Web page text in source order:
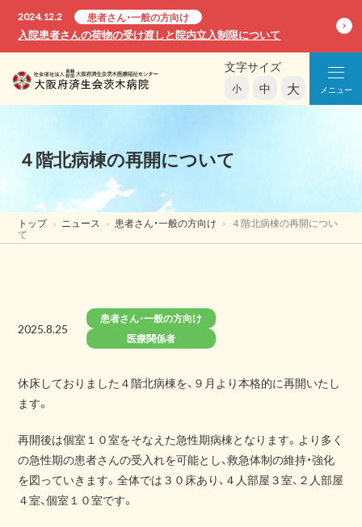
2024.12.2 患者さん・一般の方向け
入院患者さんの荷物の受け渡しと院内立入制限について
文字サイズ
小 中 大 メニュー
４階北病棟の再開について
トップ ニュース 患者さん・一般の方向け ４階北病棟の再開につい
て
2025.8.25
患者さん・一般の方向け
医療関係者
休床しておりました４階北病棟を、９月より本格的に再開いたし
ます。
再開後は個室１０室をそなえた急性期病棟となります。より多く
の急性期の患者さんの受入れを可能とし、救急体制の維持・強化
を図っていきます。全体では３０床あり、４人部屋３室、２人部屋
４室、個室１０室です。